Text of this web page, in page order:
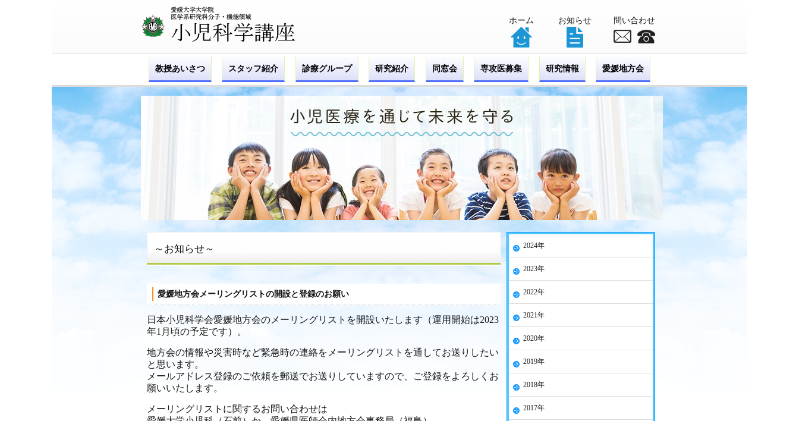
ホーム お知らせ 問い合わせ
教授あいさつ スタッフ紹介 診療グループ 研究紹介 同窓会 専攻医募集 研究情報 愛媛地方会
～お知らせ～
愛媛地方会メーリングリストの開設と登録のお願い
日本小児科学会愛媛地方会のメーリングリストを開設いたします（運用開始は2023
年1月頃の予定です）。
地方会の情報や災害時など緊急時の連絡をメーリングリストを通してお送りしたい
と思います。
メールアドレス登録のご依頼を郵送でお送りしていますので、ご登録をよろしくお
願いいたします。
メーリングリストに関するお問い合わせは
2024年
2023年
2022年
2021年
2020年
2019年
2018年
2017年